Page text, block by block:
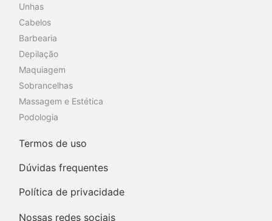
Unhas
Cabelos
Barbearia
Depilação
Maquiagem
Sobrancelhas
Massagem e Estética
Podologia
Termos de uso
Dúvidas frequentes
Política de privacidade
Nossas redes sociais